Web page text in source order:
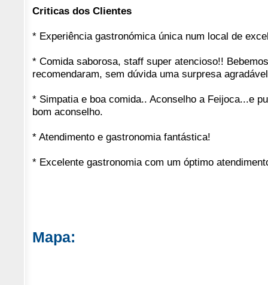
Criticas dos Clientes
* Experiência gastronómica única num local de
* Comida saborosa, staff super atencioso!!
recomendaram, sem dúvida uma surpresa
* Simpatia e boa comida.. Aconselho a Feijoca...e
bom aconselho.
* Atendimento e gastronomia fantástica!
* Excelente gastronomia com um óptimo
Mapa: